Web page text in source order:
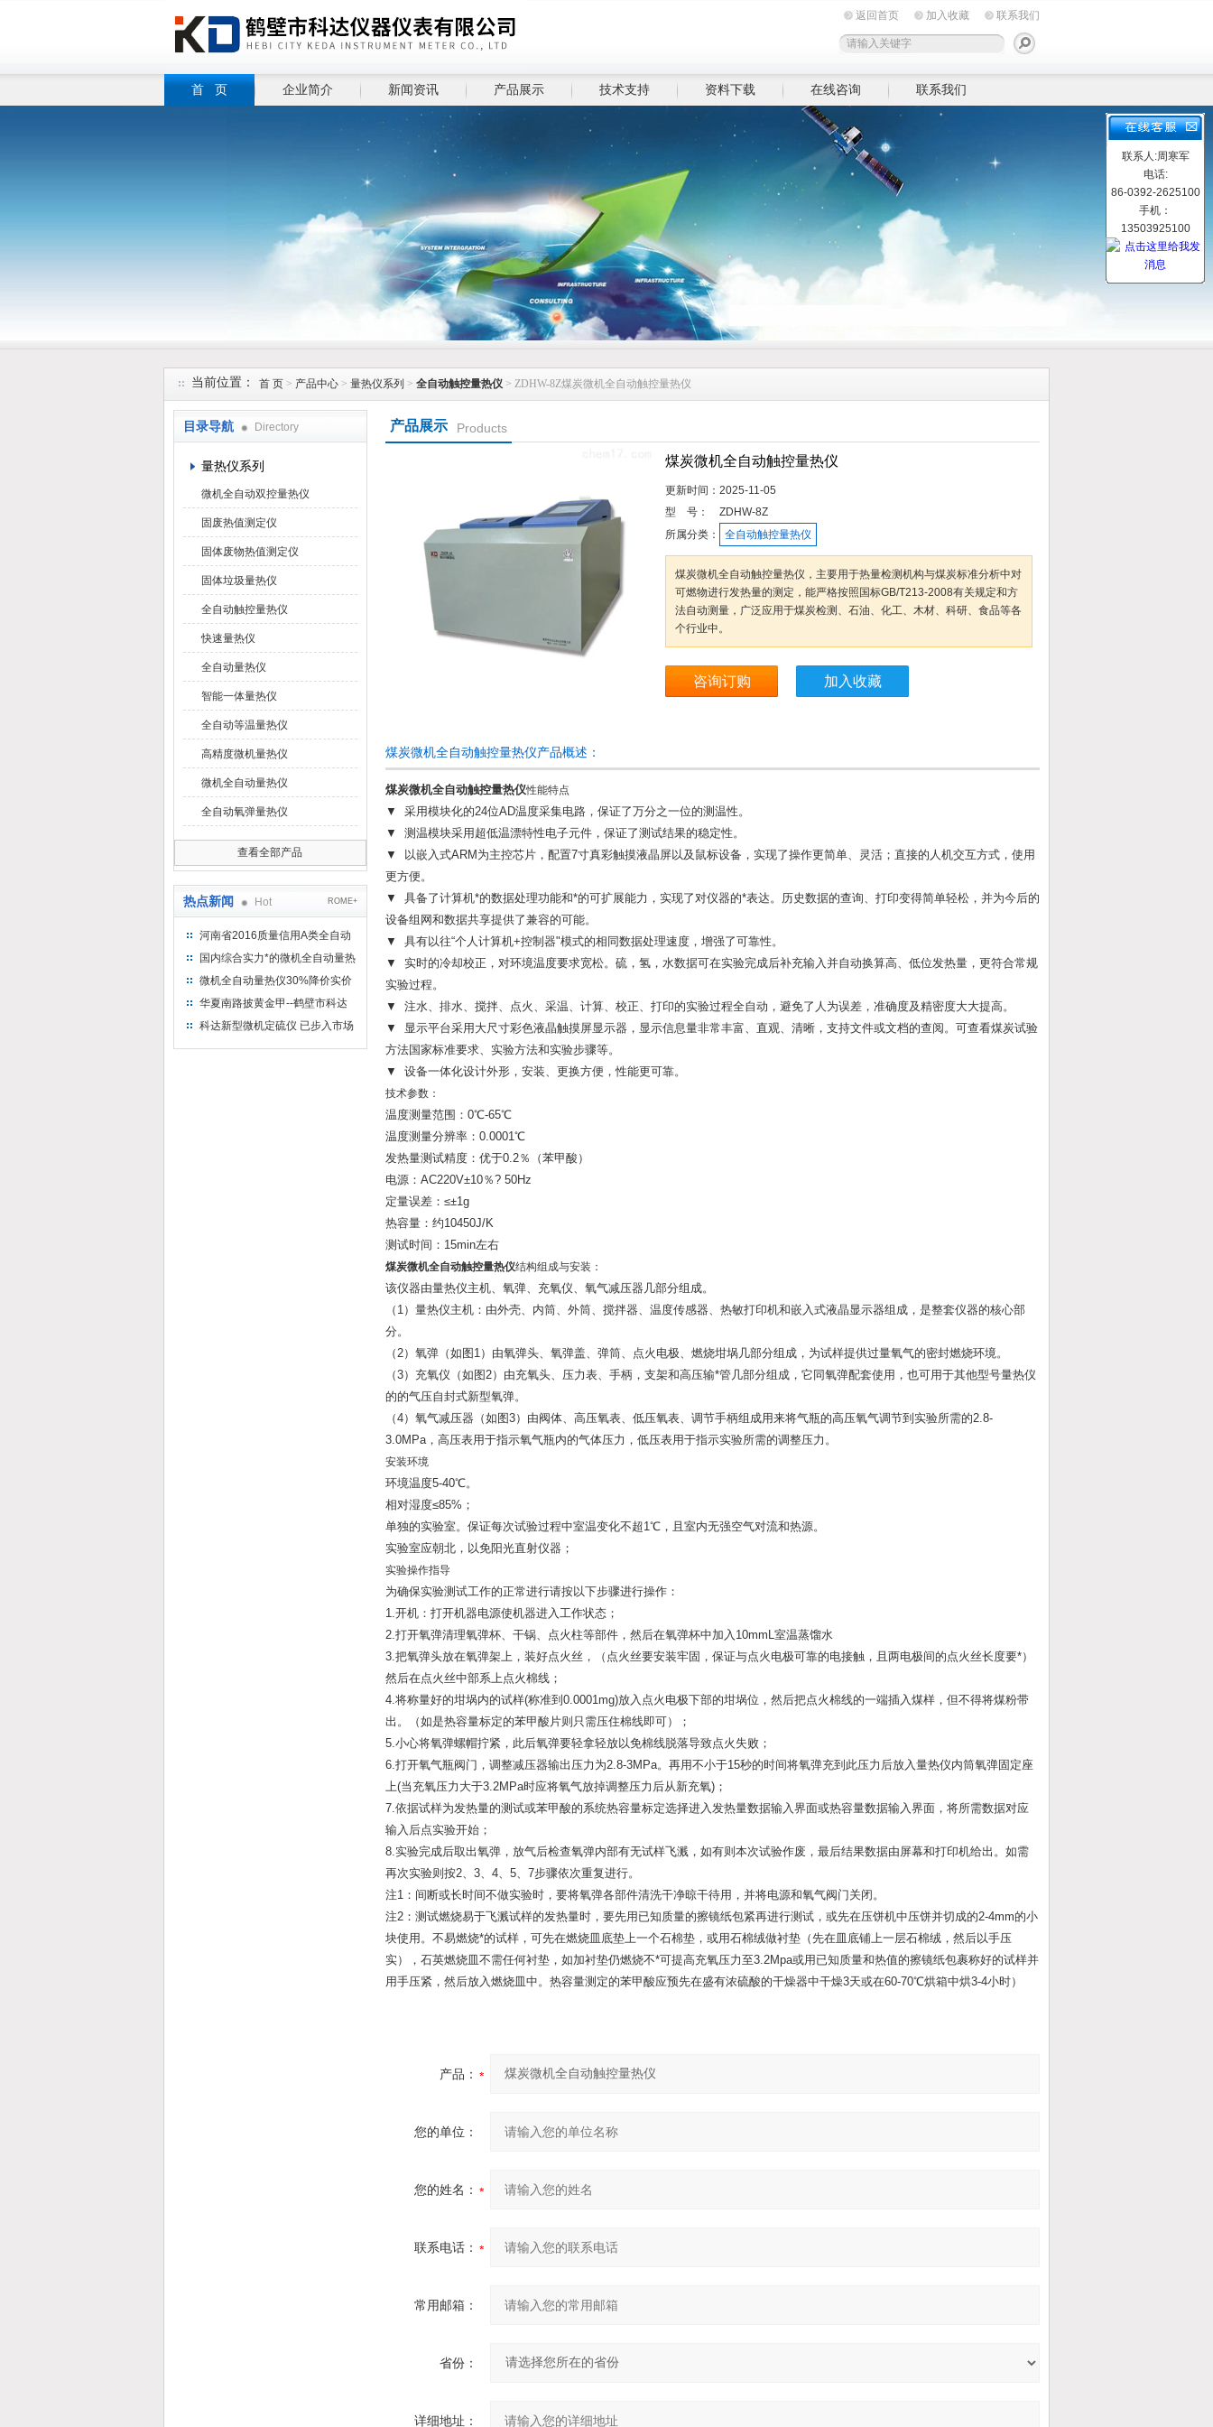
返回首页 加入收藏 联系我们
首 页 企业简介 新闻资讯 产品展示 技术支持 资料下载 在线咨询 联系我们
当前位置： 首 页 > 产品中心 > 量热仪系列 > 全自动触控量热仪 > ZDHW-8Z煤炭微机全自动触控量热仪
目录导航 Directory
量热仪系列
微机全自动双控量热仪
固废热值测定仪
固体废物热值测定仪
固体垃圾量热仪
全自动触控量热仪
快速量热仪
全自动量热仪
智能一体量热仪
全自动等温量热仪
高精度微机量热仪
微机全自动量热仪
全自动氧弹量热仪
查看全部产品
热点新闻 Hot ROME+
河南省2016质量信用A类全自动
量热仪
国内综合实力*的微机全自动量热
仪制造企业
微机全自动量热仪30%降价实价
出售
华夏南路披黄金甲--鹤壁市科达
仪器仪表有限公司
科达新型微机定硫仪 已步入市场
产品展示 Products
煤炭微机全自动触控量热仪
更新时间： 2025-11-05
型 号：
ZDHW-8Z
所属分类：
全自动触控量热仪
煤炭微机全自动触控量热仪，主要用于热量检测机构与煤炭标准分析中对
可燃物进行发热量的测定，能严格按照国标GB/T213-2008有关规定和方
法自动测量，广泛应用于煤炭检测、石油、化工、木材、科研、食品等各
个行业中。
咨询订购 加入收藏
煤炭微机全自动触控量热仪产品概述：
煤炭微机全自动触控量热仪性能特点
▼ 采用模块化的24位AD温度采集电路，保证了万分之一位的测温性。
▼ 测温模块采用超低温漂特性电子元件，保证了测试结果的稳定性。
▼ 以嵌入式ARM为主控芯片，配置7寸真彩触摸液晶屏以及鼠标设备，实现了操作更简单、灵活；直接的人机交互方式，使用
更方便。
▼ 具备了计算机*的数据处理功能和*的可扩展能力，实现了对仪器的*表达。历史数据的查询、打印变得简单轻松，并为今后的
设备组网和数据共享提供了兼容的可能。
▼ 具有以往“个人计算机+控制器"模式的相同数据处理速度，增强了可靠性。
▼ 实时的冷却校正，对环境温度要求宽松。硫，氢，水数据可在实验完成后补充输入并自动换算高、低位发热量，更符合常规
实验过程。
▼ 注水、排水、搅拌、点火、采温、计算、校正、打印的实验过程全自动，避免了人为误差，准确度及精密度大大提高。
▼ 显示平台采用大尺寸彩色液晶触摸屏显示器，显示信息量非常丰富、直观、清晰，支持文件或文档的查阅。可查看煤炭试验
方法国家标准要求、实验方法和实验步骤等。
▼ 设备一体化设计外形，安装、更换方便，性能更可靠。
技术参数：
温度测量范围：0℃-65℃
温度测量分辨率：0.0001℃
发热量测试精度：优于0.2％（苯甲酸）
电源：AC220V±10％? 50Hz
定量误差：≤±1g
热容量：约10450J/K
测试时间：15min左右
煤炭微机全自动触控量热仪结构组成与安装：
该仪器由量热仪主机、氧弹、充氧仪、氧气减压器几部分组成。
（1）量热仪主机：由外壳、内筒、外筒、搅拌器、温度传感器、热敏打印机和嵌入式液晶显示器组成，是整套仪器的核心部
分。
（2）氧弹（如图1）由氧弹头、氧弹盖、弹筒、点火电极、燃烧坩埚几部分组成，为试样提供过量氧气的密封燃烧环境。
（3）充氧仪（如图2）由充氧头、压力表、手柄，支架和高压输*管几部分组成，它同氧弹配套使用，也可用于其他型号量热仪
的的气压自封式新型氧弹。
（4）氧气减压器（如图3）由阀体、高压氧表、低压氧表、调节手柄组成用来将气瓶的高压氧气调节到实验所需的2.8-
3.0MPa，高压表用于指示氧气瓶内的气体压力，低压表用于指示实验所需的调整压力。
安装环境
环境温度5-40℃。
相对湿度≤85%；
单独的实验室。保证每次试验过程中室温变化不超1℃，且室内无强空气对流和热源。
实验室应朝北，以免阳光直射仪器；
实验操作指导
为确保实验测试工作的正常进行请按以下步骤进行操作：
1.开机：打开机器电源使机器进入工作状态；
2.打开氧弹清理氧弹杯、干锅、点火柱等部件，然后在氧弹杯中加入10mmL室温蒸馏水
3.把氧弹头放在氧弹架上，装好点火丝，（点火丝要安装牢固，保证与点火电极可靠的电接触，且两电极间的点火丝长度要*）
然后在点火丝中部系上点火棉线；
4.将称量好的坩埚内的试样(称准到0.0001mg)放入点火电极下部的坩埚位，然后把点火棉线的一端插入煤样，但不得将煤粉带
出。（如是热容量标定的苯甲酸片则只需压住棉线即可）；
5.小心将氧弹螺帽拧紧，此后氧弹要轻拿轻放以免棉线脱落导致点火失败；
6.打开氧气瓶阀门，调整减压器输出压力为2.8-3MPa。再用不小于15秒的时间将氧弹充到此压力后放入量热仪内筒氧弹固定座
上(当充氧压力大于3.2MPa时应将氧气放掉调整压力后从新充氧)；
7.依据试样为发热量的测试或苯甲酸的系统热容量标定选择进入发热量数据输入界面或热容量数据输入界面，将所需数据对应
输入后点实验开始；
8.实验完成后取出氧弹，放气后检查氧弹内部有无试样飞溅，如有则本次试验作废，最后结果数据由屏幕和打印机给出。如需
再次实验则按2、3、4、5、7步骤依次重复进行。
注1：间断或长时间不做实验时，要将氧弹各部件清洗干净晾干待用，并将电源和氧气阀门关闭。
注2：测试燃烧易于飞溅试样的发热量时，要先用已知质量的擦镜纸包紧再进行测试，或先在压饼机中压饼并切成的2-4mm的小
块使用。不易燃烧*的试样，可先在燃烧皿底垫上一个石棉垫，或用石棉绒做衬垫（先在皿底铺上一层石棉绒，然后以手压
实），石英燃烧皿不需任何衬垫，如加衬垫仍燃烧不*可提高充氧压力至3.2Mpa或用已知质量和热值的擦镜纸包裹称好的试样并
用手压紧，然后放入燃烧皿中。热容量测定的苯甲酸应预先在盛有浓硫酸的干燥器中干燥3天或在60-70℃烘箱中烘3-4小时）
产品：
您的单位：
您的姓名：
联系电话：
常用邮箱：
省份：
详细地址：
联系人:周寒军
电话:
86-0392-2625100
手机：
13503925100